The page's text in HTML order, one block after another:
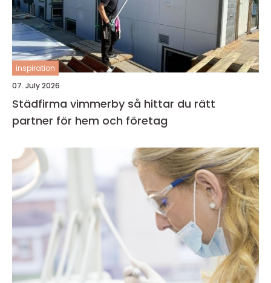
inspiration
07. July 2026
Städfirma vimmerby så hittar du rätt
partner för hem och företag